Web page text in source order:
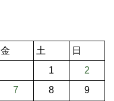
金 土
日
1
2
7 8
9